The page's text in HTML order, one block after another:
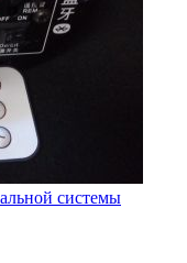
системы